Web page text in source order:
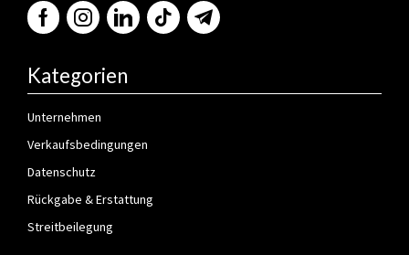
Kategorien
Unternehmen
Verkaufsbedingungen
Datenschutz
Rückgabe & Erstattung
Streitbeilegung